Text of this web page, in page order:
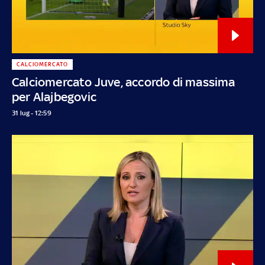
Calciomercato Juve, accordo di massima
per Alajbegovic
CALCIOMERCATO
31 lug - 12:59